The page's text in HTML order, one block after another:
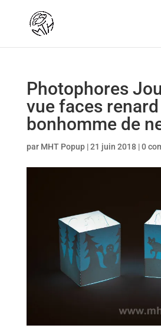
Photophores
vue faces
bonhomme de
par MHT Popup|21 juin 2018|0